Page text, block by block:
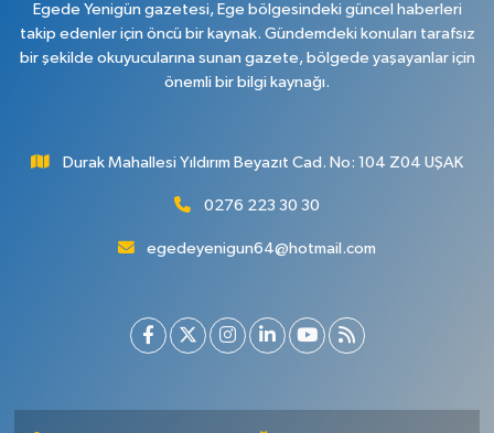
Egede Yenigün gazetesi, Ege bölgesindeki güncel haberleri
takip edenler için öncü bir kaynak. Gündemdeki konuları tarafsız
bir şekilde okuyucularına sunan gazete, bölgede yaşayanlar için
önemli bir bilgi kaynağı.
Durak Mahallesi Yıldırım Beyazıt Cad. No: 104 Z04 UŞAK
0276 223 30 30
egedeyenigun64@hotmail.com